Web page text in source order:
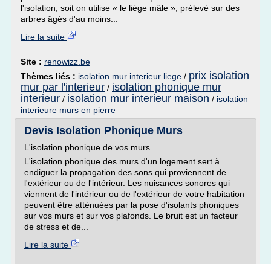
l'isolation, soit on utilise « le liège mâle », prélevé sur des
arbres âgés d'au moins...
Lire la suite
Site : renowizz.be
Thèmes liés : isolation mur interieur liege / prix isolation
mur par l'interieur / isolation phonique mur
interieur / isolation mur interieur maison / isolation
interieure murs en pierre
Devis Isolation Phonique Murs
L'isolation phonique de vos murs
L'isolation phonique des murs d'un logement sert à
endiguer la propagation des sons qui proviennent de
l'extérieur ou de l'intérieur. Les nuisances sonores qui
viennent de l'intérieur ou de l'extérieur de votre habitation
peuvent être atténuées par la pose d'isolants phoniques
sur vos murs et sur vos plafonds. Le bruit est un facteur
de stress et de...
Lire la suite